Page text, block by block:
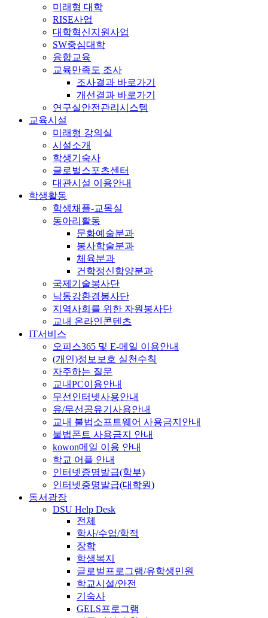
미래형 대학
RISE사업
대학혁신지원사업
SW중심대학
융합교육
교육만족도 조사
조사결과 바로가기
개선결과 바로가기
연구실안전관리시스템
교육시설
미래형 강의실
시설소개
학생기숙사
글로벌스포츠센터
대관시설 이용안내
학생활동
학생채플-교목실
동아리활동
문화예술분과
봉사학술분과
체육분과
건학정신함양분과
국제기술봉사단
낙동강환경봉사단
지역사회를 위한 자원봉사단
교내 온라인콘텐츠
IT서비스
오피스365 및 E-메일 이용안내
(개인)정보보호 실천수칙
자주하는 질문
교내PC이용안내
무선인터넷사용안내
유/무선공유기사용안내
교내 불법소프트웨어 사용금지안내
불법폰트 사용금지 안내
kowon메일 이용 안내
학교 어플 안내
인터넷증명발급(학부)
인터넷증명발급(대학원)
동서광장
DSU Help Desk
전체
학사/수업/학적
장학
학생복지
글로벌프로그램/유학생민원
학교시설/안전
기숙사
GELS프로그램